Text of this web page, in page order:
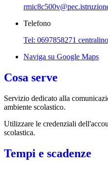
Telefono
Tel: 0697858271
Naviga su Google Maps
Cosa serve
Servizio dedicato alla
ambiente scolastico.
Utilizzare le credenziali
scolastica.
Tempi e scadenze